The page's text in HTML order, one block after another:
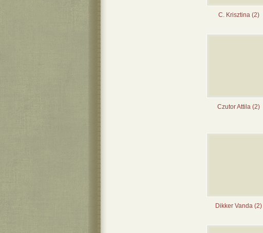
C. Krisztina (2)
Czutor Attila (2)
Dikker Vanda (2)